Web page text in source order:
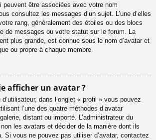
peuvent être associées avec votre nom
consultez les messages d’un sujet. L’une d’elles
rang, généralement des étoiles ou des blocs
de messages ou votre statut sur le forum. La
plus grande, est connue sous le nom d’avatar et
ou propre à chaque membre.
afficher un avatar ?
dans l’onglet « profil » vous pouvez
l’une des quatre méthodes d’avatar
distant ou importé. L’administrateur du
les avatars et décider de la manière dont ils
Si vous ne pouvez pas utiliser d’avatar, contactez